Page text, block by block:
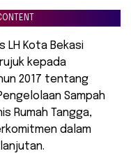
LH Kota Bekasi
kepada
2017 tentang
Sampah
Rumah Tangga,
dalam